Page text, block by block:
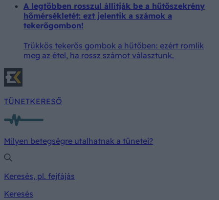
A legtöbben rosszul állítják be a hűtőszekrény
hőmérsékletét: ezt jelentik a számok a
tekerőgombon!
Trükkös tekerős gombok a hűtőben: ezért romlik
meg az étel, ha rossz számot választunk.
TÜNETKERESŐ
Milyen betegségre utalhatnak a tünetei?
Keresés, pl. fejfájás
Keresés